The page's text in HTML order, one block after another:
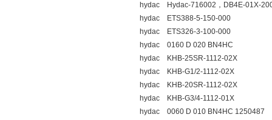
hydac Hydac-716002，DB4E-01X-
hydac ETS388-5-150-000
hydac ETS326-3-100-000
hydac 0160 D 020 BN4HC
hydac KHB-25SR-1112-02X
hydac KHB-G1/2-1112-02X
hydac KHB-20SR-1112-02X
hydac KHB-G3/4-1112-01X
hydac 0060 D 010 BN4HC 1250487